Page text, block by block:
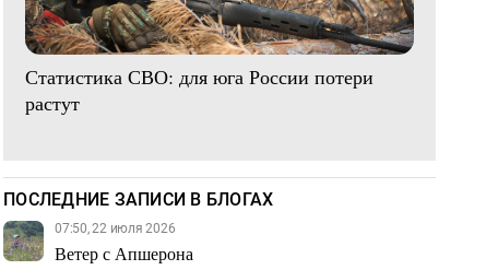
Статистика СВО: для юга России потери
растут
ПОСЛЕДНИЕ ЗАПИСИ В БЛОГАХ
07:50, 22 июля 2026
Ветер с Апшерона